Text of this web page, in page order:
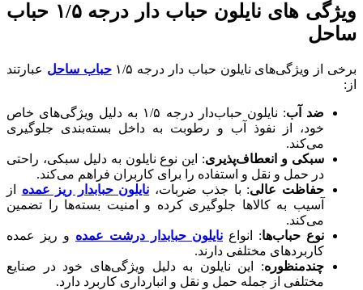
ویژگی های نایلون حباب دار درجه ۱/۵ حباب
ساحل
برخی از ویژگی‌های نایلون حباب دار درجه ۱/۵ حباب ساحل عبارتند
از:
ضد آب
: نایلون حباب‌دار درجه ۱/۵ به دلیل ویژگی‌های خاص
خود، از نفوذ آب و رطوبت به داخل بسته‌بندی جلوگیری
می‌کند.
سبکی و انعطاف‌پذیری: این نوع نایلون به دلیل سبکی، راحتی
در حمل و نقل و استفاده را برای کاربران فراهم می‌کند.
حفاظت عالی: با جذب ضربات، نایلون حبابدار ریز عمده از
آسیب به کالاها جلوگیری کرده و امنیت بسته‌ها را تضمین
می‌کند.
نوع حباب‌ها: انواع نایلون حبابدار درشت عمده و ریز عمده
کاربردهای مختلفی دارند.
چندمنظوره: این نایلون به دلیل ویژگی‌های خود در صنایع
مختلفی از جمله حمل و نقل و انبارداری کاربرد دارد.